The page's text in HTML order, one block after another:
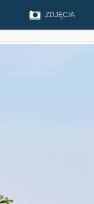
ZDJĘCIA